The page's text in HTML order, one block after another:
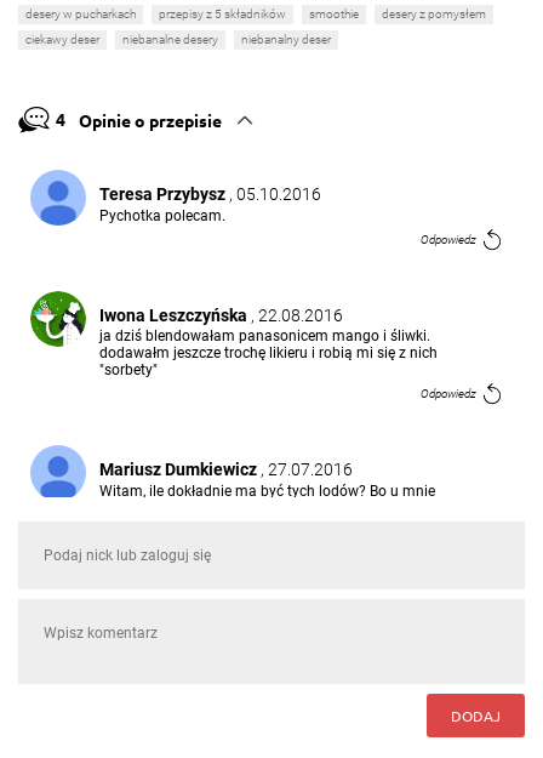
desery w pucharkach
przepisy z 5 składników smoothie
desery z pomysłem
ciekawy deser
niebanalne desery niebanalny deser
4 Opinie o przepisie
Teresa Przybysz , 05.10.2016
Pychotka polecam.
Odpowiedz
Iwona Leszczyńska , 22.08.2016
ja dziś blendowałam panasonicem mango i śliwki.
dodawałm jeszcze trochę likieru i robią mi się z nich
"sorbety"
Odpowiedz
Mariusz Dumkiewicz , 27.07.2016
Witam, ile dokładnie ma być tych lodów? Bo u mnie
Nie omieszkam zrobić.
DODAJ